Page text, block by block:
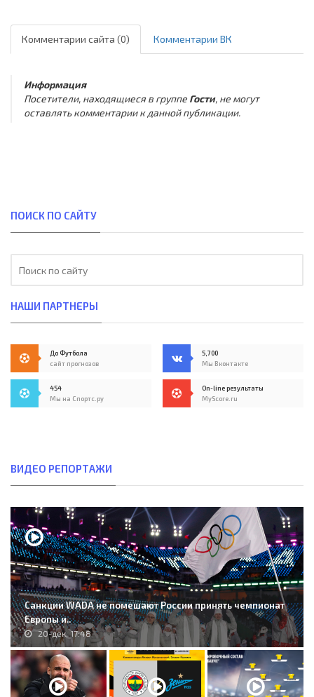
Комментарии сайта (0) Комментарии ВК
Информация
Посетители, находящиеся в группе Гости, не могут
оставлять комментарии к данной публикации.
ПОИСК ПО САЙТУ
НАШИ ПАРТНЕРЫ
До Футбола
сайт прогнозов
5,700
Мы Вконтакте
454
Мы на Спортс.ру
On-line результаты
MyScore.ru
ВИДЕО РЕПОРТАЖИ
Санкции WADA не помешают России принять чемпионат
Европы и..
20-дек, 17:48